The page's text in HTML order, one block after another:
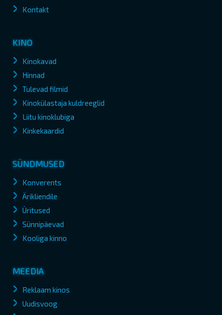
Kontakt
KINO
Kinokavad
Hinnad
Tulevad filmid
Kinokülastaja kuldreeglid
Liitu kinoklubiga
Kinkekaardid
SÜNDMUSED
Konverents
Ärikliendile
Üritused
Sünnipäevad
Kooliga kinno
MEEDIA
Reklaam kinos
Uudisvoog